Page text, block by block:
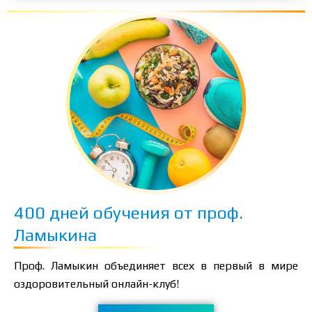
400 дней обучения от проф.
Ламыкина
Проф. Ламыкин объединяет всех в первый в мире
оздоровительный онлайн-клуб!